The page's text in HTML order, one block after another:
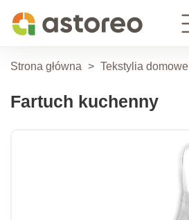
Strona główna > Tekstylia domowe
Fartuch kuchenny